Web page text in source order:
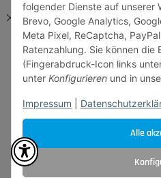
Alle
folgender Dienste auf unserer
Brevo, Google Analytics,
Meta Pixel, ReCaptcha,
Ratenzahlung. Sie können die
(Fingerabdruck-Icon links
unter Konfigurieren und in
Impressum